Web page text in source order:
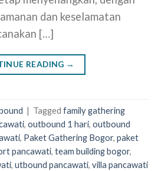
dan keselamatan
[…]
READING →
| Tagged family gathering
, outbound 1 hari, outbound
, Paket Gathering Bogor, paket
pancawati, team building bogor,
, utbound pancawati, villa pancawati